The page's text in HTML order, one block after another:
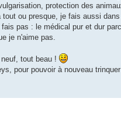
protection des
ou presque, je fais aussi
pas : le médical pur et dur
je n'aime pas.
tout beau !
pour pouvoir à nouveau